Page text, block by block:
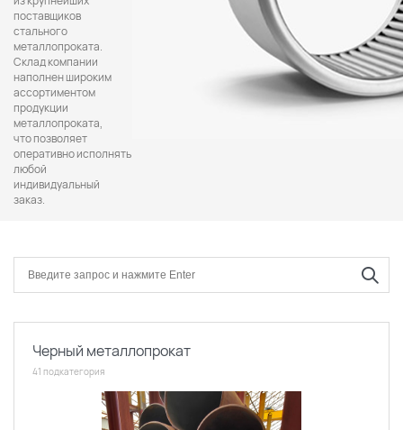
поставщиков
стального
металлопроката.
Cклад компании
наполнен широким
ассортиментом
продукции
металлопроката,
что позволяет
оперативно исполнять
любой
индивидуальный
заказ.
Черный металлопрокат
41 подкатегория